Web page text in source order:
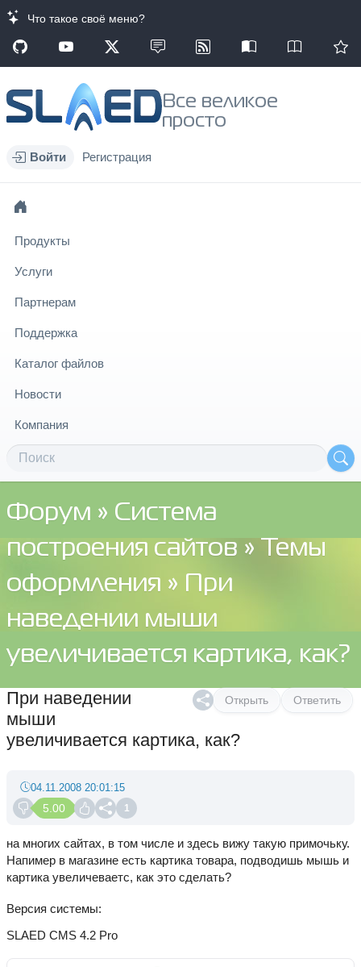
Что такое своё меню?
Все великое
просто
Войти Регистрация
Продукты
Услуги
Партнерам
Поддержка
Каталог файлов
Новости
Компания
Форум » Система
построения сайтов »
Темы
оформления » При
наведении мыши
увеличивается картика, как?
Открыть Ответить
При наведении
мыши
увеличивается картика, как?
5.00 1
04.11.2008 20:01:15
на многих сайтах, в том числе и здесь вижу такую примочьку.
Напимер в магазине есть картика товара, подводишь мышь и
картика увеличеваетс, как это сделать?
Версия системы
SLAED CMS 4.2 Pro